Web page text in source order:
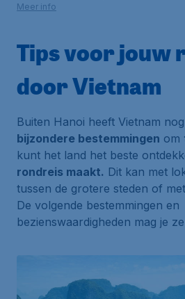
Meer info
Tips voor jouw
door Vietnam
Buiten Hanoi heeft Vietnam nog
bijzondere bestemmingen om
kunt het land het beste
rondreis maakt. Dit kan met
tussen de grotere steden of
De volgende bestemmingen en
bezienswaardigheden mag je